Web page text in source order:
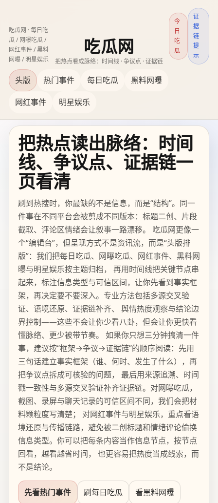
吃瓜网 · 每日吃
瓜 / 网曝吃瓜 /
网红事件 / 黑料
网曝 / 明星娱乐
吃瓜网
把热点看成脉络：时间线 · 争议点 · 证据链
今
日
吃
瓜
证
据
链
提
示
头版 热门事件 每日吃瓜 黑料网曝
网红事件 明星娱乐
把热点读出脉络：时间
线、争议点、证据链一
页看清
刷到热搜时，你最缺的不是信息，而是“结构”。同一
件事在不同平台会被剪成不同版本：标题二创、片段
截取、评论区情绪会让叙事一路漂移。 吃瓜网更像一
个“编辑台”，但呈现方式不是资讯流，而是“头版排
版”：我们把每日吃瓜、网曝吃瓜、网红事件、黑料网
曝与明星娱乐按主题归档， 再用时间线把关键节点串
起来，标注信息类型与可信区间，让你先看到事实框
架，再决定要不要深入。专业方法包括多源交叉验
证、语境还原、证据链补齐、 舆情热度观察与结论边
界控制——这些不会让你少看八卦，但会让你更快看
懂脉络、更少被带节奏。 如果你只想三分钟搞清一件
事，建议按“框架→争议→证据链”的顺序阅读：先用
三句话建立事实框架（谁、何时、发生了什么），再
把争议点拆成可核验的问题， 最后用来源追溯、时间
戳一致性与多源交叉验证补齐证据链。对网曝吃瓜，
截图、录屏与聊天记录的可信区间不同，我们会把材
料颗粒度写清楚； 对网红事件与明星娱乐，重点看语
境还原与传播链路，避免被二创标题和情绪评论偷换
信息类型。你可以把每条内容当作信息节点，按节点
回看，越看越省时间， 也更容易把热度当成线索，而
不是结论。
先看热门事件 刷每日吃瓜 看黑料网曝